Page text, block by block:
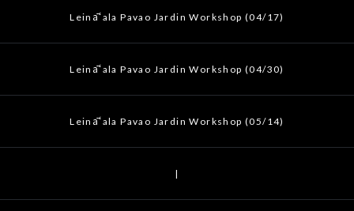
Leināʻala Pavao Jardin Workshop (04/17)
Leināʻala Pavao Jardin Workshop (04/30)
Leināʻala Pavao Jardin Workshop (05/14)
|